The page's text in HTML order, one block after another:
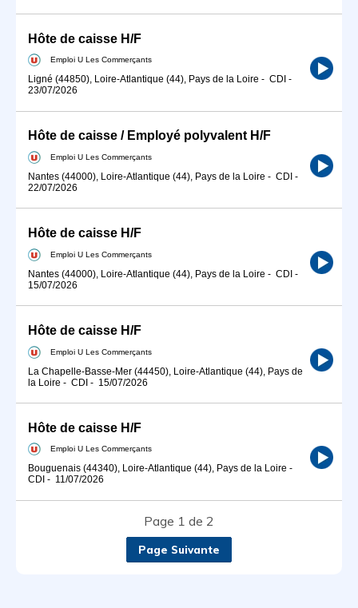
Hôte de caisse H/F
Emploi U Les Commerçants
Ligné (44850), Loire-Atlantique (44), Pays de la Loire - CDI -
23/07/2026
Hôte de caisse / Employé polyvalent H/F
Emploi U Les Commerçants
Nantes (44000), Loire-Atlantique (44), Pays de la Loire - CDI -
22/07/2026
Hôte de caisse H/F
Emploi U Les Commerçants
Nantes (44000), Loire-Atlantique (44), Pays de la Loire - CDI -
15/07/2026
Hôte de caisse H/F
Emploi U Les Commerçants
La Chapelle-Basse-Mer (44450), Loire-Atlantique (44), Pays de
la Loire - CDI - 15/07/2026
Hôte de caisse H/F
Emploi U Les Commerçants
Bouguenais (44340), Loire-Atlantique (44), Pays de la Loire -
CDI - 11/07/2026
Page 1 de 2
Page Suivante